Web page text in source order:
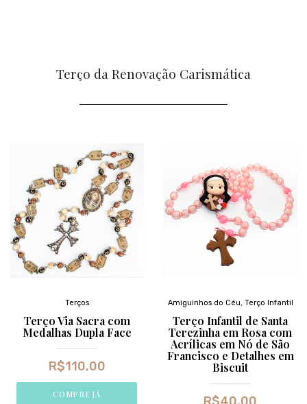
Terço da Renovação Carismática
Terços
Terço Via Sacra com
Medalhas Dupla Face
R$110,00
COMPRE JÁ
Amiguinhos do Céu, Terço Infantil
Terço Infantil de Santa
Terezinha em Rosa com
Acrílicas em Nó de São
Francisco e Detalhes em
Biscuit